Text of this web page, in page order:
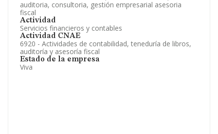
auditoria, consultoria, gestión empresarial asesoria
fiscal
Actividad
Servicios financieros y contables
Actividad CNAE
6920 - Actividades de contabilidad, teneduría de libros,
auditoría y asesoría fiscal
Estado de la empresa
Viva